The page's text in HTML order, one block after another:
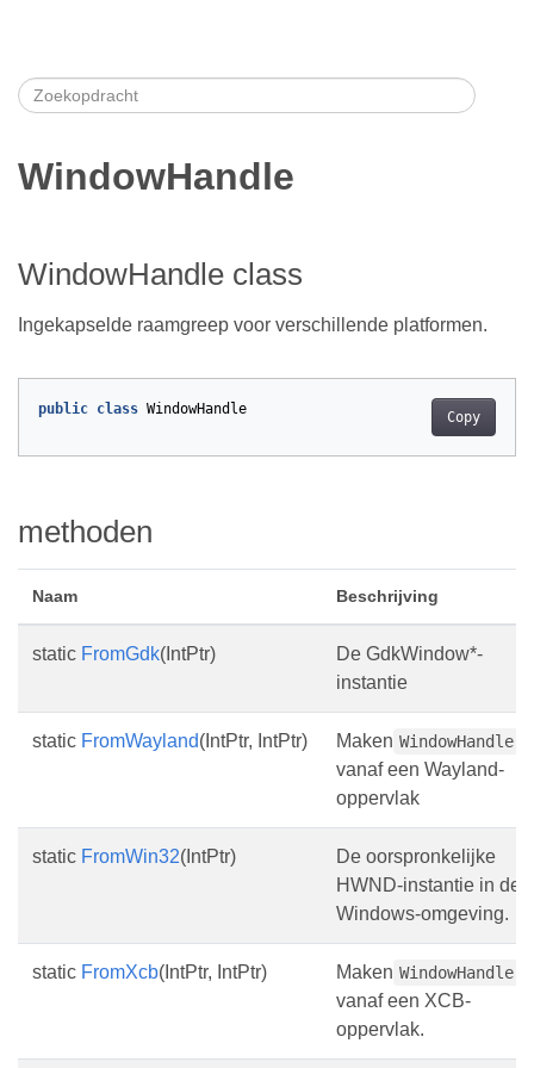
WindowHandle
WindowHandle class
Ingekapselde raamgreep voor verschillende platformen.
Copy
public class WindowHandle
methoden
Naam Beschrijving
static FromGdk(IntPtr)
De GdkWindow*-
instantie
static FromWayland(IntPtr, IntPtr) Maken WindowHandle
vanaf een Wayland-
oppervlak
static FromWin32(IntPtr)
De oorspronkelijke
HWND-instantie in de
Windows-omgeving.
static FromXcb(IntPtr, IntPtr) Maken WindowHandle
vanaf een XCB-
oppervlak.